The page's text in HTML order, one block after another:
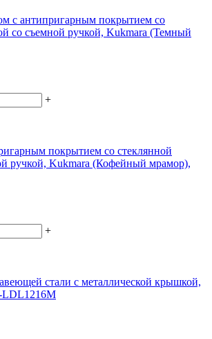
с антипригарным покрытием со
со съемной ручкой, Kukmara (Темный
+
покрытием со стеклянной
ручкой, Kukmara (Кофейный мрамор),
+
стали с металлической крышкой,
LDL1216M